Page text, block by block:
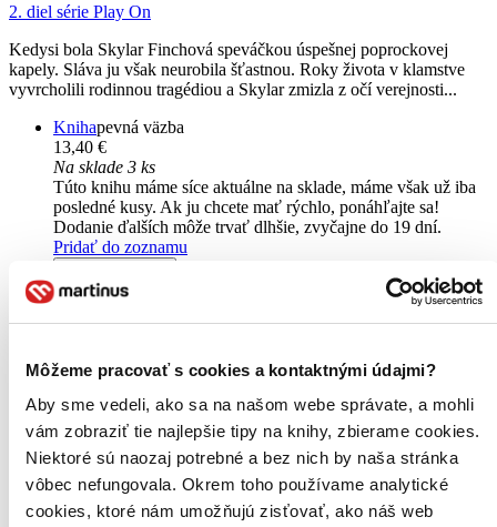
Môžeme pracovať s cookies a kontaktnými údajmi?
Aby sme vedeli, ako sa na našom webe správate, a mohli
vám zobraziť tie najlepšie tipy na knihy, zbierame cookies.
Niektoré sú naozaj potrebné a bez nich by naša stránka
vôbec nefungovala. Okrem toho používame analytické
cookies, ktoré nám umožňujú zisťovať, ako náš web
2. diel série Play On
Kedysi bola Skylar Finchová speváčkou úspešnej poprockovej
kapely. Sláva ju však neurobila šťastnou. Roky života v klamstve
vyvrcholili rodinnou tragédiou a Skylar zmizla z očí verejnosti...
Knihapevná väzba
13,40 €
Na sklade 3 ks
Túto knihu máme síce aktuálne na sklade, máme však už iba
posledné kusy. Ak ju chcete mať rýchlo, ponáhľajte sa!
Dodanie ďalších môže trvať dlhšie, zvyčajne do 19 dní.
Pridať do zoznamu
E-kniha PDF
Pridať do zoznamu
výborný stav
Túto knihu sme vykúpili cezKnihovrátoka je vo
výbornom stave. Rozdiel medzi touto knihou a novou by ste
asi ani nespoznali. Knihu sme označili nálepkou, ktorá môže
na niektorých obaloch zanechať stopy.
8,00 €